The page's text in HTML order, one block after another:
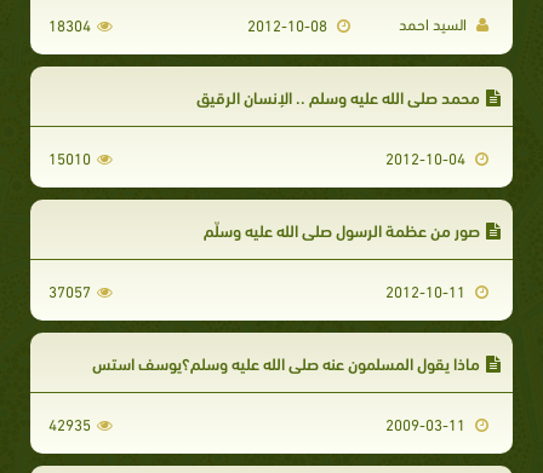
السيد احمد 2012-10-08
18304
محمد صلى الله عليه وسلم .. الإنسان الرقيق
15010
صور من عظمة الرسول صلى الله عليه وسلّم
37057
ماذا يقول المسلمون عنه صلى الله عليه وسلم؟يوسف استس
42935